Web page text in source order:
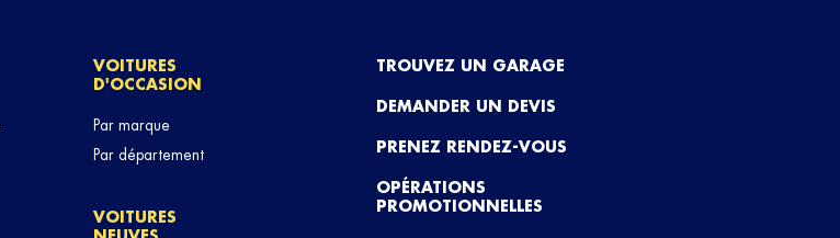
VOITURES
D'OCCASION
Par marque
Par département
VOITURES
TROUVEZ UN GARAGE
DEMANDER UN DEVIS
PRENEZ RENDEZ-VOUS
OPÉRATIONS
PROMOTIONNELLES